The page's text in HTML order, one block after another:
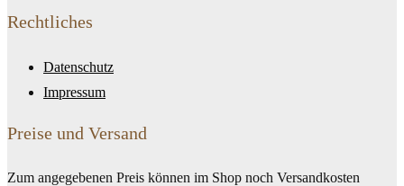
Rechtliches
Datenschutz
Impressum
Preise und Versand
Zum angegebenen Preis können im Shop noch Versandkosten